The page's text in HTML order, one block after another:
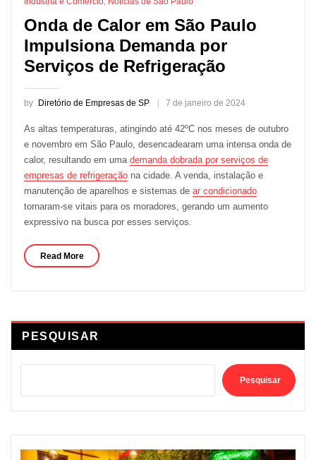
Onda de Calor em São Paulo
Impulsiona Demanda por
Serviços de Refrigeração
by Diretório de Empresas de SP 7 de janeiro de 2024
As altas temperaturas, atingindo até 42ºC nos meses de outubro
e novembro em São Paulo, desencadearam uma intensa onda de
calor, resultando em uma demanda dobrada por serviços de
empresas de refrigeraçãona cidade. A venda, instalação e
manutenção de aparelhos e sistemas de ar condicionado
tornaram-se vitais para os moradores, gerando um aumento
expressivo na busca por esses serviços.
Read More
PESQUISAR
Pesquisar